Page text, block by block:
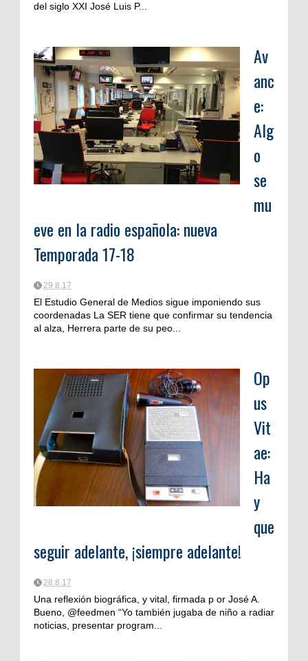
del siglo XXI José Luis P...
Av
anc
e:
Alg
o
se
mu
eve en la radio española: nueva
Temporada 17-18
29.8.17
El Estudio General de Medios sigue imponiendo sus
coordenadas La SER tiene que confirmar su tendencia
al alza, Herrera parte de su peo...
Op
us
Vit
ae:
Ha
y
que
seguir adelante, ¡siempre adelante!
28.8.17
Una reflexión biográfica, y vital, firmada p or José A.
Bueno, @feedmen “Yo también jugaba de niño a radiar
noticias, presentar program...